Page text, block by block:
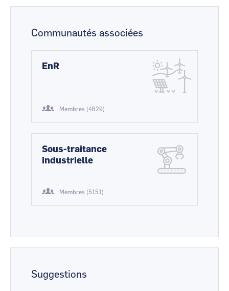
Communautés associées
EnR
Membres (4629)
Sous-traitance
industrielle
Membres (5151)
Suggestions